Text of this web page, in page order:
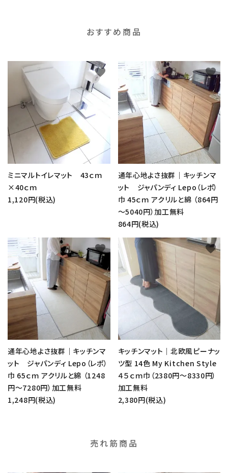
おすすめ商品
ミニマルトイレマット 43ｃｍ
×40ｃｍ
1,120円(税込)
favorite
通年心地よさ抜群｜キッチンマ
ット ジャパンディ Lepo（レポ）
巾 45ｃｍ アクリルと綿 （864円
～5040円）加工無料
864円(税込)
favorite
通年心地よさ抜群｜キッチンマ
ット ジャパンディ Lepo（レポ）
巾 65ｃｍ アクリルと綿 （1248
円～7280円）加工無料
1,248円(税込)
favorite
キッチンマット｜北欧風ピーナッ
ツ型 14色 My Kitchen Style
４５ｃｍ巾（2380円～8330円）
加工無料
2,380円(税込)
favorite
売れ筋商品